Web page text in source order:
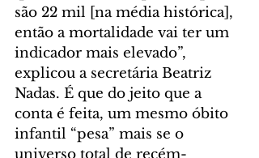
são 22 mil [na média histórica],
então a mortalidade vai ter um
indicador mais elevado”,
explicou a secretária Beatriz
Nadas. É que do jeito que a
conta é feita, um mesmo óbito
infantil “pesa” mais se o
universo total de recém-